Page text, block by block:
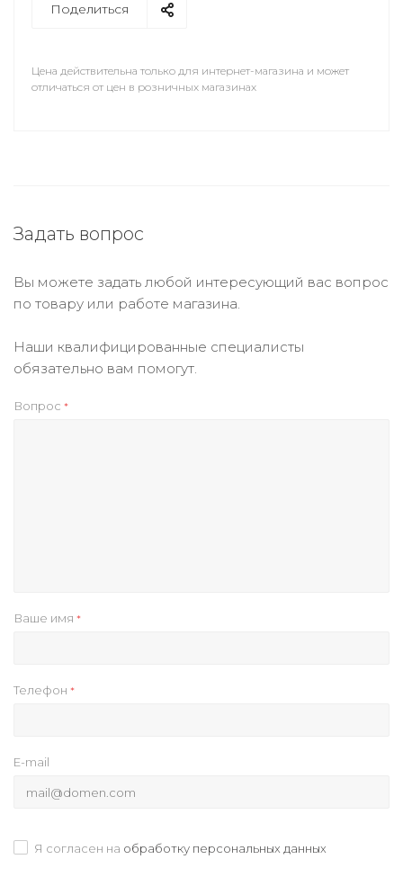
Поделиться
Цена действительна только для интернет-магазина и может
отличаться от цен в розничных магазинах
Задать вопрос
Вы можете задать любой интересующий вас вопрос
по товару или работе магазина.
Наши квалифицированные специалисты
обязательно вам помогут.
Вопрос *
Ваше имя *
Телефон *
E-mail
Я согласен на обработку персональных данных